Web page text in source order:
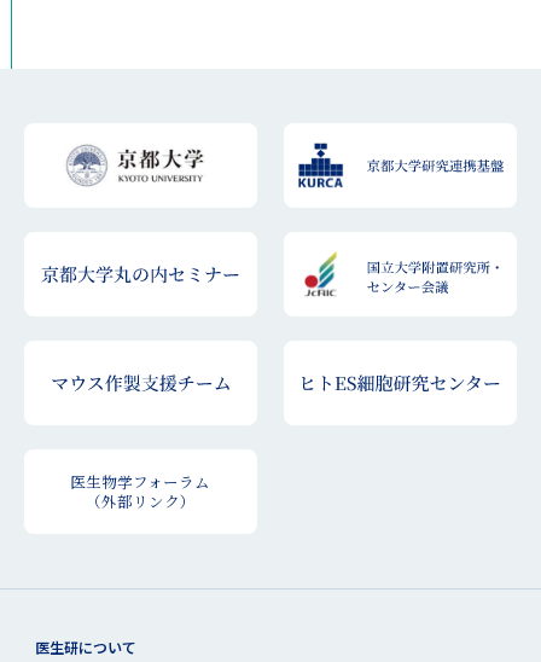
医生物学フォーラム
（外部リンク）
医生研について